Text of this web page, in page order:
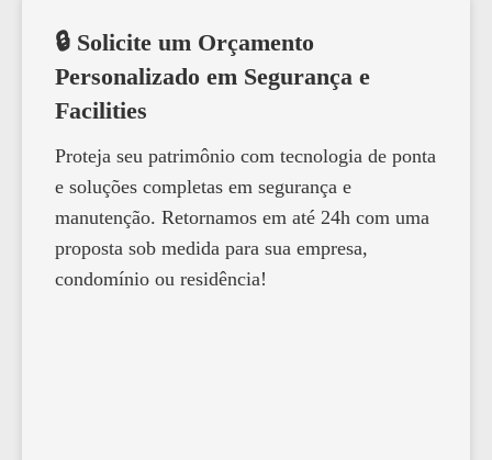
🔒 Solicite um Orçamento
Personalizado em Segurança e
Facilities
Proteja seu patrimônio com tecnologia de ponta
e soluções completas em segurança e
manutenção. Retornamos em até 24h com uma
proposta sob medida para sua empresa,
condomínio ou residência!